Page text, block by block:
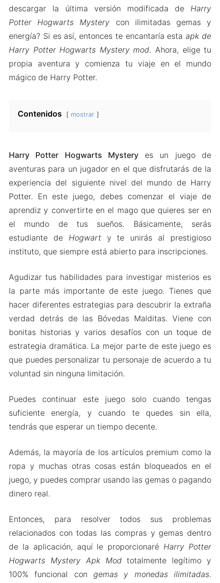
descargar la última versión modificada de Harry
Potter Hogwarts Mystery con ilimitadas gemas y
energía? Si es así, entonces te encantaría estaapk de
Harry Potter Hogwarts Mystery mod. Ahora, elige tu
propia aventura y comienza tu viaje en el mundo
mágico de Harry Potter.
Contenidos mostrar
Harry Potter Hogwarts Mysteryes un juego de
aventuras para un jugador en el que disfrutarás de la
experiencia del siguiente nivel del mundo de Harry
Potter. En este juego, debes comenzar el viaje de
aprendiz y convertirte en el mago que quieres ser en
el mundo de tus sueños. Básicamente, serás
estudiante de Hogwarty te unirás al prestigioso
instituto, que siempre está abierto para inscripciones.
Agudizar tus habilidades para investigar misterios es
la parte más importante de este juego. Tienes que
hacer diferentes estrategias para descubrir la extraña
verdad detrás de las Bóvedas Malditas. Viene con
bonitas historias y varios desafíos con un toque de
estrategia dramática. La mejor parte de este juego es
que puedes personalizar tu personaje de acuerdo a tu
voluntad sin ninguna limitación.
Puedes continuar este juego solo cuando tengas
suficiente energía, y cuando te quedes sin ella,
tendrás que esperar un tiempo decente.
Además, la mayoría de los artículos premium como la
ropa y muchas otras cosas están bloqueados en el
juego, y puedes comprar usando las gemas o pagando
dinero real.
Entonces, para resolver todos sus problemas
relacionados con todas las compras y gemas dentro
de la aplicación, aquí le proporcionaré Harry Potter
Hogwarts Mystery Apk Modtotalmente legítimo y
100% funcional con gemas y monedas ilimitadas.